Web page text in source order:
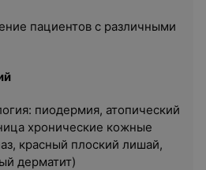
пациентов с различными
пиодермия, атопический
хронические кожные
красный плоский лишай,
дерматит)